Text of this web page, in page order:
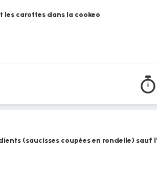
les carottes dans la cookeo
(saucisses coupées en rondelle) sauf